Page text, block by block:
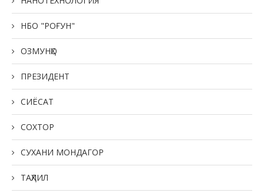
НБО "РОҒУН"
ОЗМУНҲО
ПРЕЗИДЕНТ
СИЁСАТ
СОХТОР
СУХАНИ МОНДАГОР
ТАҲЛИЛ